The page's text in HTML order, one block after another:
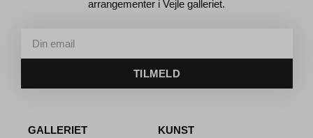
arrangementer i Vejle galleriet.
TILMELD
GALLERIET
KUNST